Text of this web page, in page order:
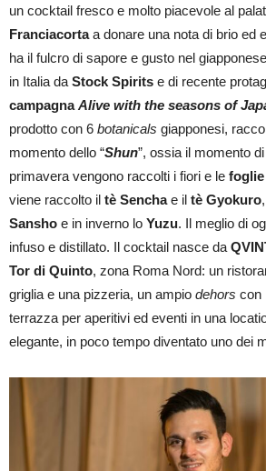
un cocktail fresco e molto piacevole al
Franciacortaa donare una nota di brio ed
ha il fulcro di sapore e gusto nel giapponese
in Italia da Stock Spirits e di recente
campagnaAlive with the seasons of
prodotto con 6 botanicals giapponesi,
momento dello “Shun”, ossia il momento
primavera vengono raccolti i fiori e le
viene raccolto il tè Senchae il tè Gyokuro
Sansho e in inverno lo Yuzu. Il meglio di
infuso e distillato. Il cocktail nasce da
Tor di Quinto, zona Roma Nord: un
griglia e una pizzeria, un ampio dehors con
terrazza per aperitivi ed eventi in una
elegante, in poco tempo diventato uno dei